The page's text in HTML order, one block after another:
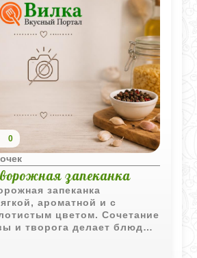
0
запеканка
запеканка
ароматной и с
цветом. Сочетание
и творога делает блюдо
для домашнего